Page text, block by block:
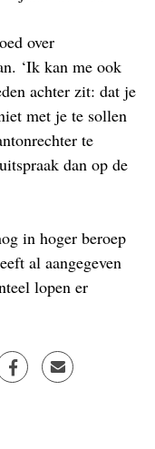
over
‘Ik kan me ook
achter zit: dat je
met je te sollen
te
dan op de
in hoger beroep
al aangegeven
lopen er